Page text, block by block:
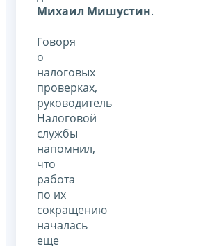
Михаил Мишустин.
Говоря
о
налоговых
проверках,
руководитель
Налоговой
службы
напомнил,
что
работа
по их
сокращению
началась
еще